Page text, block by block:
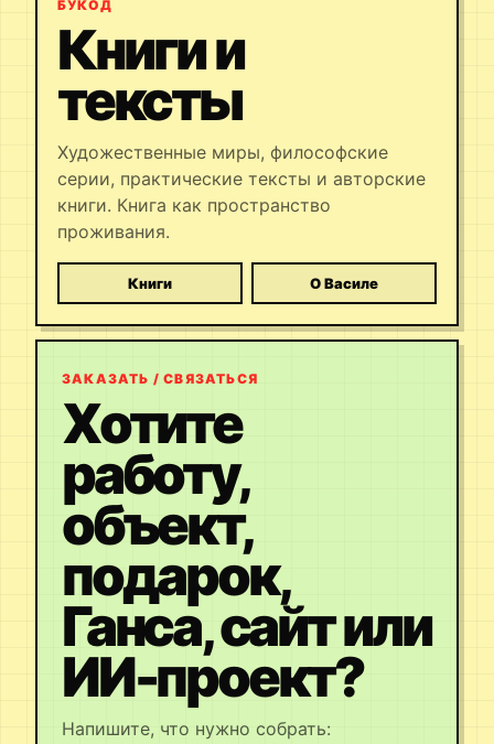
БУКОД
Книги и
тексты
Художественные миры, философские
серии, практические тексты и авторские
книги. Книга как пространство
проживания.
Книги О Василе
ЗАКАЗАТЬ / СВЯЗАТЬСЯ
Хотите
работу,
объект,
подарок,
Ганса, сайт или
ИИ-проект?
Напишите, что нужно собрать: